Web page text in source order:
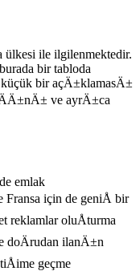
ülkesi ile ilgilenmektedir.
bir tabloda
bir açÄ±klamasÄ±
ve ayrÄ±ca
emlak
için de geniÅ bir
reklamlar oluÅturma
doÄrudan ilanÄ±n
geçme